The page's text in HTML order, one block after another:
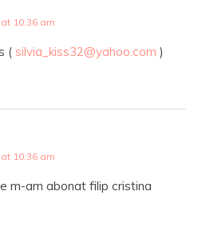
10:36 am
( silvia_kiss32@yahoo.com )
10:36 am
m-am abonat filip cristina